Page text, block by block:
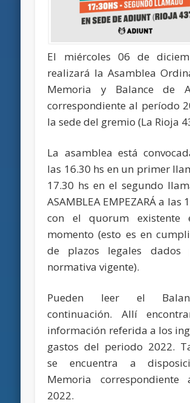
El miércoles 06 de
realizará la Asamblea
Memoria y Balance de
correspondiente al período
la sede del gremio (La Rioja
La asamblea está
las 16.30 hs en un primer
17.30 hs en el segundo
ASAMBLEA EMPEZARÁ a las
con el quorum existente
momento (esto es en
de plazos legales dados
normativa vigente).
Pueden leer el
continuación. Allí
información referida a los
gastos del periodo 2022.
se encuentra a
Memoria correspondiente
2022.